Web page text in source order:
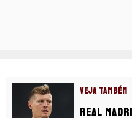
VEJA TAMBÉM
Real